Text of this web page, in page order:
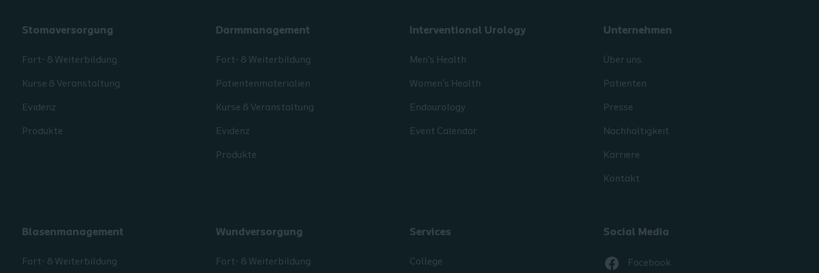
Stomaversorgung
Fort- & Weiterbildung
Kurse & Veranstaltung
Evidenz
Produkte
Darmmanagement
Fort- & Weiterbildung
Patientenmaterialien
Kurse & Veranstaltung
Evidenz
Produkte
Interventional Urology
Men's Health
Women's Health
Endourology
Event Calendar
Unternehmen
Über uns
Patienten
Presse
Nachhaltigkeit
Karriere
Kontakt
Blasenmanagement
Fort- & Weiterbildung
Wundversorgung
Fort- & Weiterbildung
Services
College
Social Media
Facebook